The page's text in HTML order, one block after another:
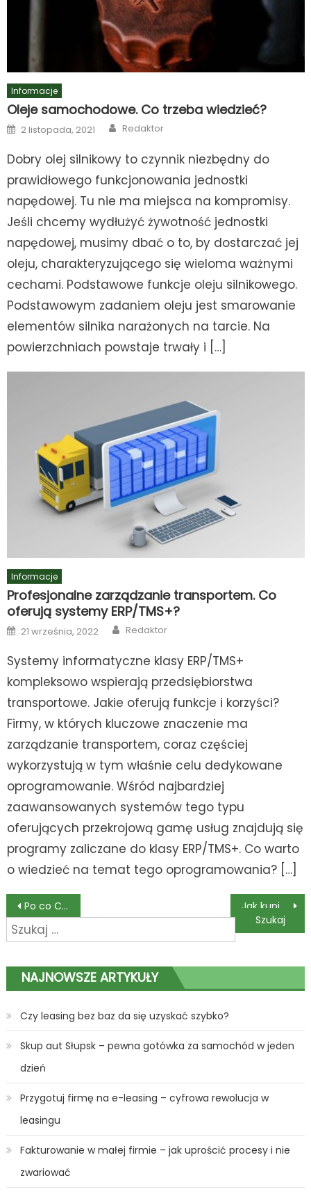
Informacje
Oleje samochodowe. Co trzeba wiedzieć?
Posted
on
2 listopada, 2021 Author
Redaktor
Dobry olej silnikowy to czynnik niezbędny do
prawidłowego funkcjonowania jednostki
napędowej. Tu nie ma miejsca na kompromisy.
Jeśli chcemy wydłużyć żywotność jednostki
napędowej, musimy dbać o to, by dostarczać jej
oleju, charakteryzującego się wieloma ważnymi
cechami. Podstawowe funkcje oleju silnikowego.
Podstawowym zadaniem oleju jest smarowanie
elementów silnika narażonych na tarcie. Na
powierzchniach powstaje trwały i […]
Informacje
Profesjonalne zarządzanie transportem. Co
oferują systemy ERP/TMS+?
Posted
on
21 września, 2022 Author
Redaktor
Systemy informatyczne klasy ERP/TMS+
kompleksowo wspierają przedsiębiorstwa
transportowe. Jakie oferują funkcje i korzyści?
Firmy, w których kluczowe znaczenie ma
zarządzanie transportem, coraz częściej
wykorzystują w tym właśnie celu dedykowane
oprogramowanie. Wśród najbardziej
zaawansowanych systemów tego typu
oferujących przekrojową gamę usług znajdują się
programy zaliczane do klasy ERP/TMS+. Co warto
o wiedzieć na temat tego oprogramowania? […]
Nawigacja
wpisu
Po co Ci samochód na własność? – wynajem długoterminowy ma przecież tyle zalet
Szukaj:
NAJNOWSZE ARTYKUŁY
Czy leasing bez baz da się uzyskać szybko?
Skup aut Słupsk – pewna gotówka za samochód w jeden
dzień
Przygotuj firmę na e-leasing – cyfrowa rewolucja w
leasingu
Fakturowanie w małej firmie – jak uprościć procesy i nie
zwariować